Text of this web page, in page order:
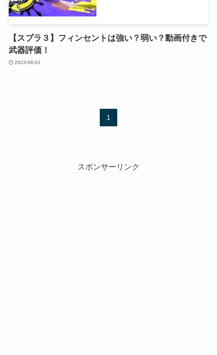
【スプラ３】フィンセントは強い？弱い？動画付きで
武器評価！
2023-06-01
1
スポンサーリンク